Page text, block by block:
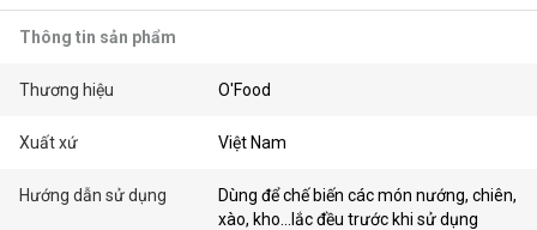
Thông tin sản phẩm
Thương hiệu O'Food
Xuất xứ Việt Nam
Hướng dẫn sử dụng
Dùng để chế biến các món nướng, chiên,
xào, kho…lắc đều trước khi sử dụng